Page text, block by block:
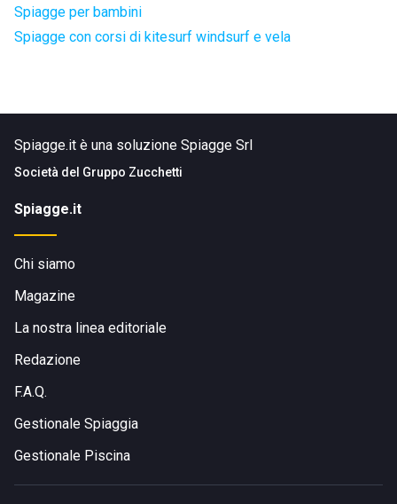
Spiagge per bambini
Spiagge con corsi di kitesurf windsurf e vela
Spiagge.it è una soluzione Spiagge Srl
Società del Gruppo Zucchetti
Spiagge.it
Chi siamo
Magazine
La nostra linea editoriale
Redazione
F.A.Q.
Gestionale Spiaggia
Gestionale Piscina